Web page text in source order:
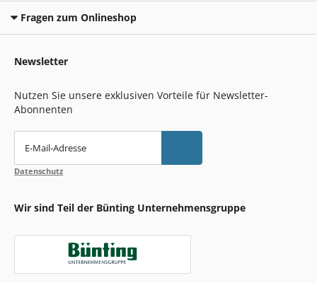
Fragen zum Onlineshop
Newsletter
Nutzen Sie unsere exklusiven Vorteile für Newsletter-
Abonnenten
E-Mail-Adresse
Datenschutz
Wir sind Teil der Bünting Unternehmensgruppe